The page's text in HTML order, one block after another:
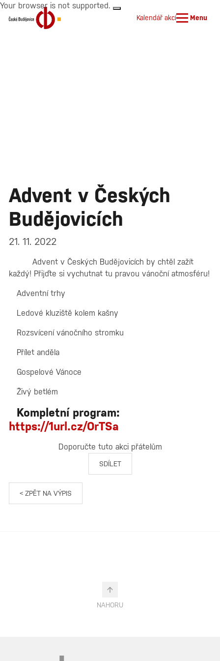
Your browser is not supported.
Kalendář akcí Menu
Advent v Českých
Budějovicích
21. 11. 2022
Advent v Českých Budějovicích by chtěl zažít
každý! Přijďte si vychutnat tu pravou vánoční atmosféru!
Adventní trhy
Ledové kluziště kolem kašny
Rozsvícení vánočního stromku
Přílet anděla
Gospelové Vánoce
Živý betlém
Kompletní program:
https://1url.cz/OrTSa
Doporučte tuto akci přátelům
SDÍLET
< ZPĚT NA VÝPIS
NAHORU